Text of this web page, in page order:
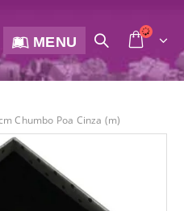
MENU
Chumbo Poa Cinza (m)